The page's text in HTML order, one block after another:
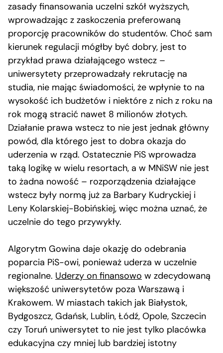
zasady finansowania uczelni szkół wyższych,
wprowadzając z zaskoczenia preferowaną
proporcję pracowników do studentów. Choć sam
kierunek regulacji mógłby być dobry, jest to
przykład prawa działającego wstecz –
uniwersytety przeprowadzały rekrutację na
studia, nie mając świadomości, że wpłynie to na
wysokość ich budżetów i niektóre z nich z roku na
rok mogą stracić nawet 8 milionów złotych.
Działanie prawa wstecz to nie jest jednak główny
powód, dla którego jest to dobra okazja do
uderzenia w rząd. Ostatecznie PiS wprowadza
taką logikę w wielu resortach, a w MNiSW nie jest
to żadna nowość – rozporządzenia działające
wstecz były normą już za Barbary Kudryckiej i
Leny Kolarskiej-Bobińskiej, więc można uznać, że
uczelnie do tego przywykły.
Algorytm Gowina daje okazję do odebrania
poparcia PiS-owi, ponieważ uderza w uczelnie
regionalne. Uderzy on finansowo w zdecydowaną
większość uniwersytetów poza Warszawą i
Krakowem. W miastach takich jak Białystok,
Bydgoszcz, Gdańsk, Lublin, Łódź, Opole, Szczecin
czy Toruń uniwersytet to nie jest tylko placówka
edukacyjna czy mniej lub bardziej istotny